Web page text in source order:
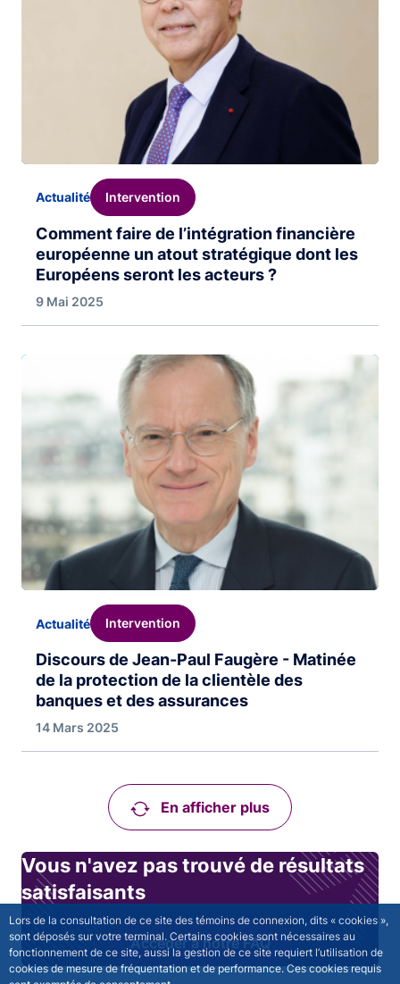
Lors de la consultation de ce site des témoins de connexion, dits « cookies »,
sont déposés sur votre terminal. Certains cookies sont nécessaires au
fonctionnement de ce site, aussi la gestion de ce site requiert l’utilisation de
cookies de mesure de fréquentation et de performance. Ces cookies requis
Comment faire de l’intégration financière
européenne un atout stratégique dont les
Européens seront les acteurs ?
Actualité Intervention
9 Mai 2025
Image
Discours de Jean-Paul Faugère - Matinée
de la protection de la clientèle des
banques et des assurances
Actualité Intervention
14 Mars 2025
En afficher plus
Vous n'avez pas trouvé de résultats
satisfaisants
Accéder à notre FAQ